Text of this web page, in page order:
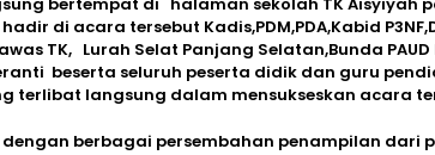
bertempat di halaman sekolah TK Aisyiyah
di acara tersebut Kadis,PDM,PDA,Kabid
TK, Lurah Selat Panjang Selatan,Bunda PAUD
beserta seluruh peserta didik dan guru
terlibat langsung dalam mensukseskan acara
berbagai persembahan penampilan dari